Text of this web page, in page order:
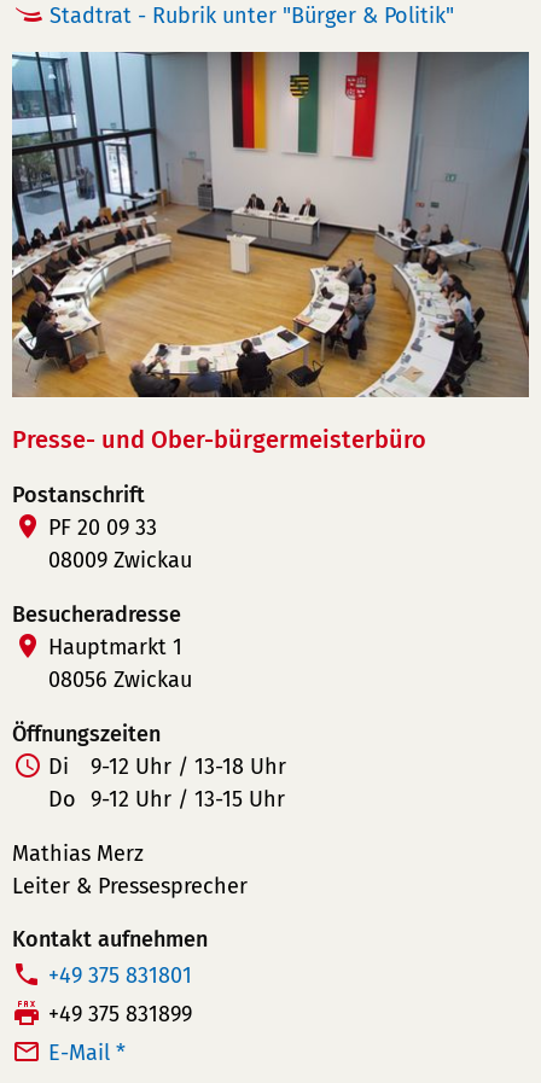
Stadtrat - Rubrik unter "Bürger & Politik"
Presse- und Ober-bürgermeisterbüro
Postanschrift
PF 20 09 33
08009 Zwickau
Besucheradresse
Hauptmarkt 1
08056 Zwickau
Öffnungszeiten
Di
9-12 Uhr / 13-18 Uhr
Do 9-12 Uhr / 13-15 Uhr
Mathias Merz
Leiter & Pressesprecher
Kontakt aufnehmen
T
e
l
+49 375 831801
F
a
+49 375 831899
E-Mail *